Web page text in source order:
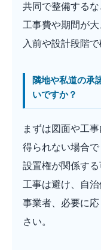
共同で整備するな
工事費や期間が
入前や設計段階
隣地や私道の承
いですか？
まずは図面や工
得られない場合
設置権が関係す
工事は避け、自
事業者、必要に
さい。